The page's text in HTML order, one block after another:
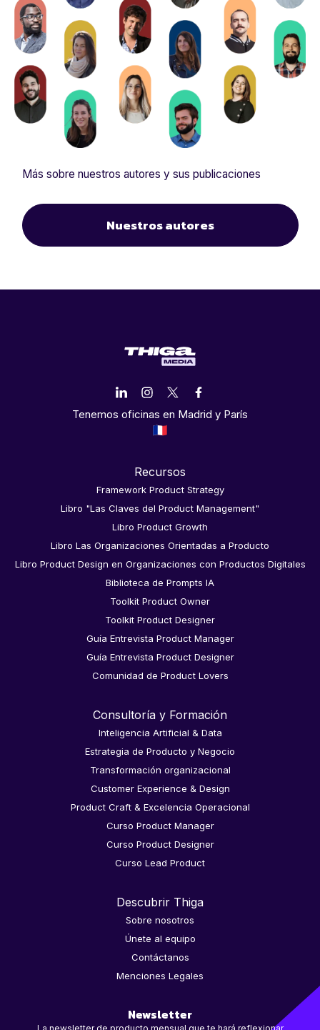
Más sobre nuestros autores y sus publicaciones
Nuestros autores
Tenemos oficinas en Madrid y París
Recursos
Framework Product Strategy
Libro "Las Claves del Product Management"
Libro Product Growth
Libro Las Organizaciones Orientadas a Producto
Libro Product Design en Organizaciones con Productos Digitales
Biblioteca de Prompts IA
Toolkit Product Owner
Toolkit Product Designer
Guía Entrevista Product Manager
Guía Entrevista Product Designer
Comunidad de Product Lovers
Consultoría y Formación
Inteligencia Artificial & Data
Estrategia de Producto y Negocio
Transformación organizacional
Customer Experience & Design
Product Craft & Excelencia Operacional
Curso Product Manager
Curso Product Designer
Curso Lead Product
Descubrir Thiga
Sobre nosotros
Únete al equipo
Contáctanos
Menciones Legales
Newsletter